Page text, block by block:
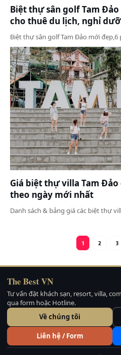
Biệt thự sân golf Tam
cho thuê du lịch, nghỉ
Biệt thự sân golf Tam Đảo mới
Giá biệt thự villa Tam
theo ngày mới nhất
Danh sách & bảng giá các biệt thự
1 2 3
The Best VN
Tư vấn đặt khách sạn, resort, villa,
qua form hoặc Hotline.
Về chúng tôi
Liên hệ / Form